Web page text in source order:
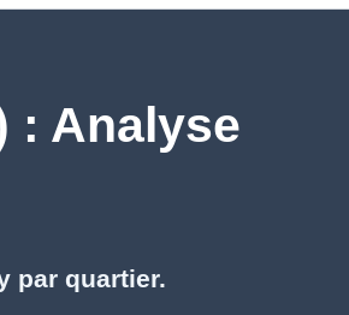
: Analyse
par quartier.